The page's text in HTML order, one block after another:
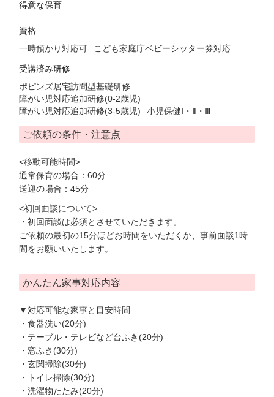
得意な保育
資格
一時預かり対応可 こども家庭庁ベビーシッター券対応
受講済み研修
ポピンズ居宅訪問型基礎研修
障がい児対応追加研修(0-2歳児)
障がい児対応追加研修(3-5歳児)
小児保健Ⅰ・Ⅱ・Ⅲ
ご依頼の条件・注意点
<移動可能時間>
通常保育の場合：60分
送迎の場合：45分
<初回面談について>
・初回面談は必須とさせていただきます。
ご依頼の最初の15分ほどお時間をいただくか、事前面談1時
間をお願いいたします。
かんたん家事対応内容
▼対応可能な家事と目安時間
・食器洗い(20分)
・テーブル・テレビなど台ふき(20分)
・窓ふき(30分)
・玄関掃除(30分)
・トイレ掃除(30分)
・洗濯物たたみ(20分)